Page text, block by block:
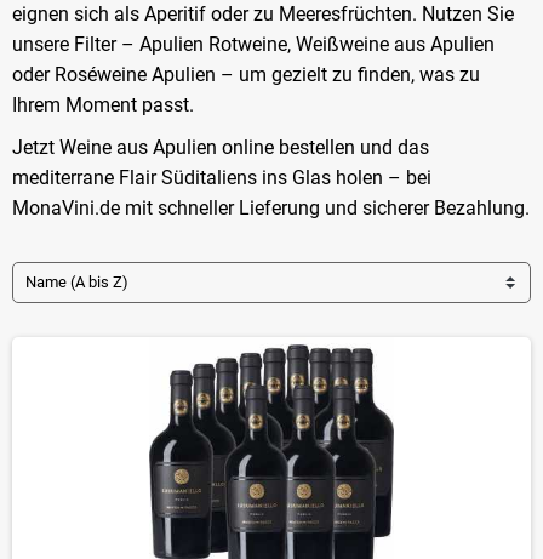
eignen sich als Aperitif oder zu Meeresfrüchten. Nutzen Sie
unsere Filter – Apulien Rotweine, Weißweine aus Apulien
oder Roséweine Apulien – um gezielt zu finden, was zu
Ihrem Moment passt.
Jetzt Weine aus Apulien online bestellen und das
mediterrane Flair Süditaliens ins Glas holen – bei
MonaVini.de mit schneller Lieferung und sicherer Bezahlung.
Name (A bis Z)